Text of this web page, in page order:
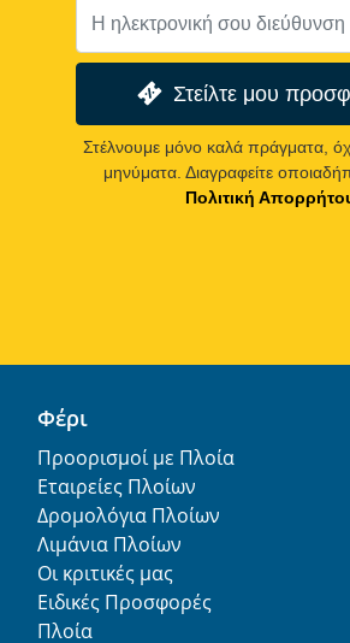
Στείλτε μου
Στέλνουμε μόνο καλά πράγματα,
μηνύματα. Διαγραφείτε
Πολιτική
Φέρι
Προορισμοί με Πλοία
Εταιρείες Πλοίων
Δρομολόγια Πλοίων
Λιμάνια Πλοίων
Οι κριτικές μας
Ειδικές Προσφορές
Πλοία